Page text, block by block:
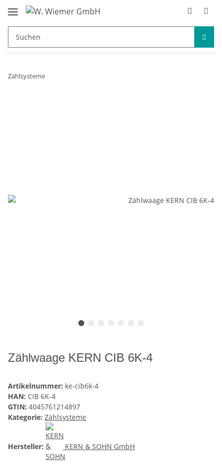
Zählsysteme
Zählwaage KERN CIB 6K-4
Artikelnummer: ke-cib6k-4
HAN: CIB 6K-4
GTIN: 4045761214897
Kategorie: Zählsysteme
Hersteller: KERN & SOHN GmbH